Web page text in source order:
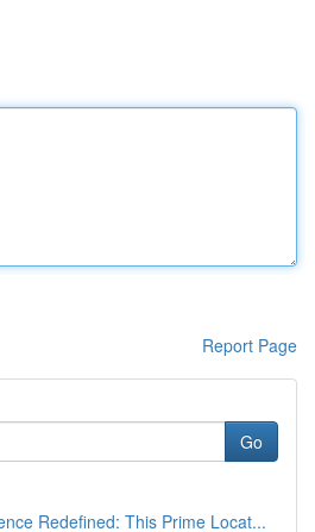
Report Page
Go
Redefined: This Prime Locat...